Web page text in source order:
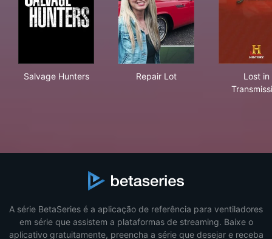
Salvage Hunters Repair Lot
Lost in
A série BetaSeries é a aplicação de referência para ventiladores
em série que assistem a plataformas de streaming. Baixe o
aplicativo gratuitamente, preencha a série que desejar e receba